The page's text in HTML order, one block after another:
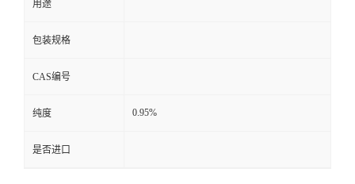
用途
包装规格
CAS编号
纯度 0.95%
是否进口